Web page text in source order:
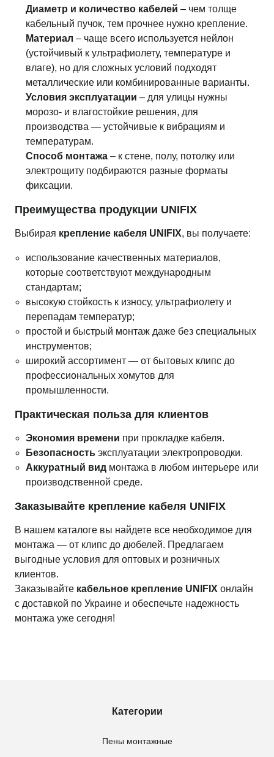
Диаметр и количество кабелей – чем толще
кабельный пучок, тем прочнее нужно крепление.
Материал – чаще всего используется нейлон
(устойчивый к ультрафиолету, температуре и
влаге), но для сложных условий подходят
металлические или комбинированные варианты.
Условия эксплуатации – для улицы нужны
морозо- и влагостойкие решения, для
производства — устойчивые к вибрациям и
температурам.
Способ монтажа – к стене, полу, потолку или
электрощиту подбираются разные форматы
фиксации.
Преимущества продукции UNIFIX
Выбирая крепление кабеля UNIFIX, вы получаете:
использование качественных материалов,
которые соответствуют международным
стандартам;
высокую стойкость к износу, ультрафиолету и
перепадам температур;
простой и быстрый монтаж даже без специальных
инструментов;
широкий ассортимент — от бытовых клипс до
профессиональных хомутов для
промышленности.
Практическая польза для клиентов
Экономия времени при прокладке кабеля.
Безопасность эксплуатации электропроводки.
Аккуратный вид монтажа в любом интерьере или
производственной среде.
Заказывайте крепление кабеля UNIFIX
В нашем каталоге вы найдете все необходимое для
монтажа — от клипс до дюбелей. Предлагаем
выгодные условия для оптовых и розничных
клиентов.
Заказывайте кабельное крепление UNIFIX онлайн
с доставкой по Украине и обеспечьте надежность
монтажа уже сегодня!
Категории
Пены монтажные